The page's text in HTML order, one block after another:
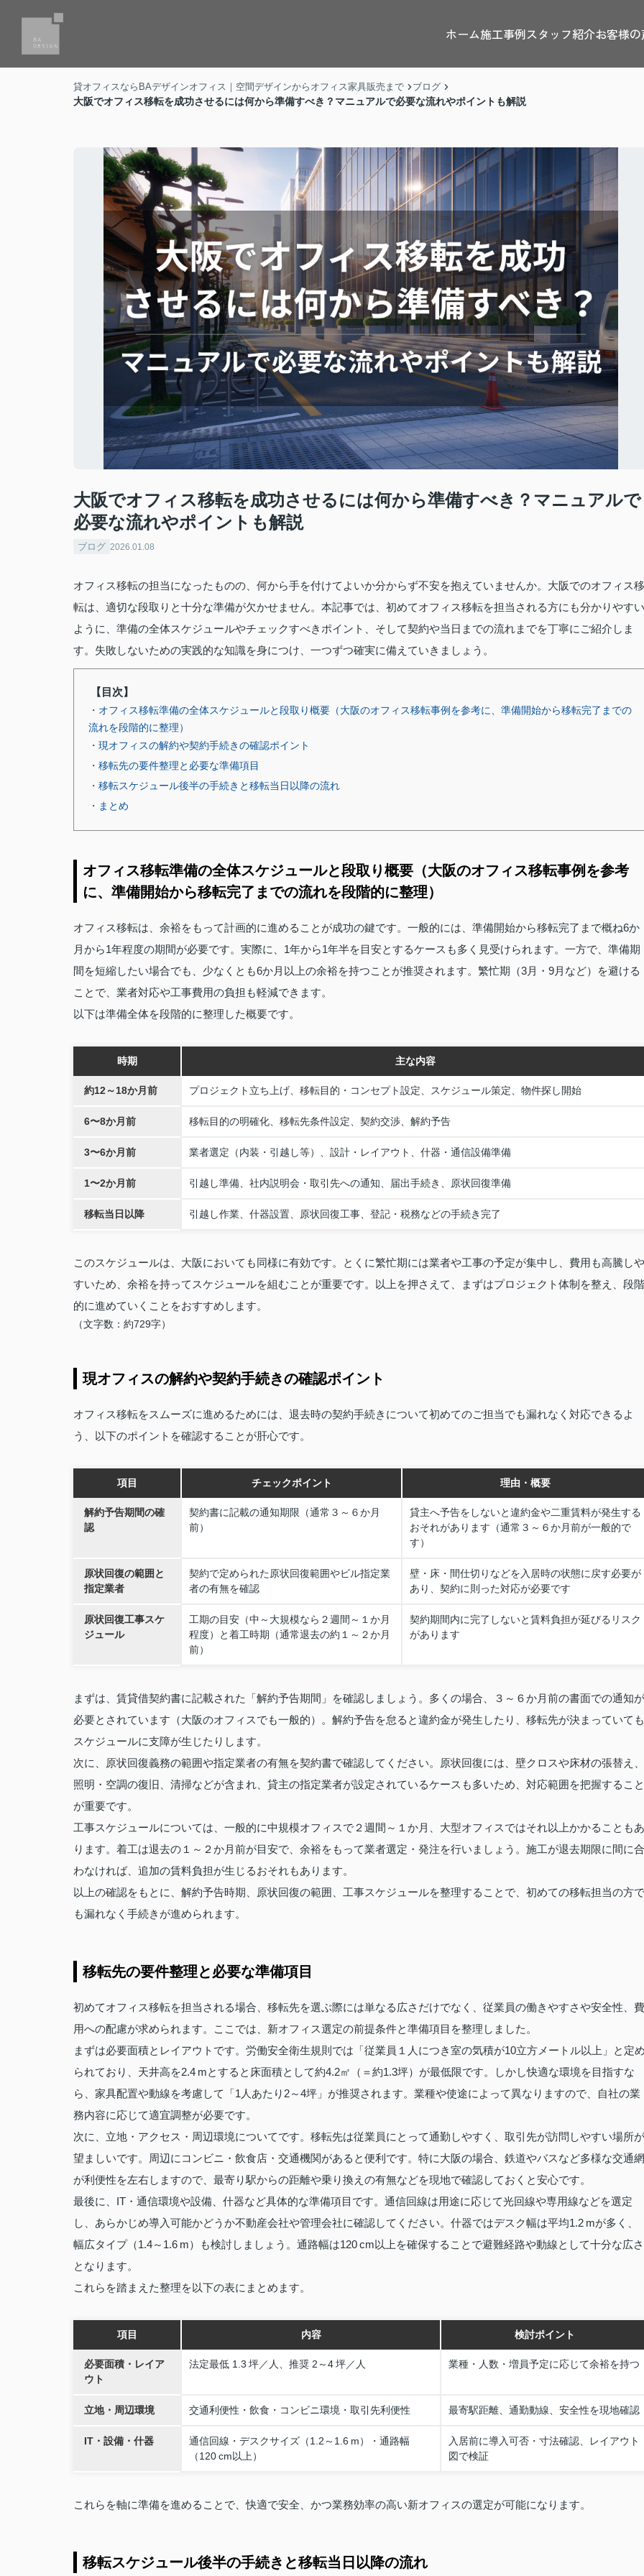
ホーム施工事例スタッフ紹介お客様
貸オフィスならBAデザインオフィス｜空間デザインからオフィス家具販売まで ブログ
大阪でオフィス移転を成功させるには何から準備すべき？マニュアルで必要な流れやポイントも解説
大阪でオフィス移転を成功させるには何から準備すべき？マニュアルで
必要な流れやポイントも解説
ブログ 2026.01.08
オフィス移転の担当になったものの、何から手を付けてよいか分からず不安を抱えていませんか。大阪でのオフィス移
転は、適切な段取りと十分な準備が欠かせません。本記事では、初めてオフィス移転を担当される方にも分かりやすい
ように、準備の全体スケジュールやチェックすべきポイント、そして契約や当日までの流れまでを丁寧にご紹介しま
す。失敗しないための実践的な知識を身につけ、一つずつ確実に備えていきましょう。
【目次】
・オフィス移転準備の全体スケジュールと段取り概要（大阪のオフィス移転事例を参考に、準備開始から移転完了までの
流れを段階的に整理）
・現オフィスの解約や契約手続きの確認ポイント
・移転先の要件整理と必要な準備項目
・移転スケジュール後半の手続きと移転当日以降の流れ
・まとめ
オフィス移転準備の全体スケジュールと段取り概要（大阪のオフィス移転事例を参考
に、準備開始から移転完了までの流れを段階的に整理）
オフィス移転は、余裕をもって計画的に進めることが成功の鍵です。一般的には、準備開始から移転完了まで概ね6か
月から1年程度の期間が必要です。実際に、1年から1年半を目安とするケースも多く見受けられます。一方で、準備期
間を短縮したい場合でも、少なくとも6か月以上の余裕を持つことが推奨されます。繁忙期（3月・9月など）を避ける
ことで、業者対応や工事費用の負担も軽減できます。
以下は準備全体を段階的に整理した概要です。
時期 主な内容
約12～18か月前 プロジェクト立ち上げ、移転目的・コンセプト設定、スケジュール策定、物件探し開始
6〜8か月前 移転目的の明確化、移転先条件設定、契約交渉、解約予告
3〜6か月前 業者選定（内装・引越し等）、設計・レイアウト、什器・通信設備準備
1〜2か月前 引越し準備、社内説明会・取引先への通知、届出手続き、原状回復準備
移転当日以降 引越し作業、什器設置、原状回復工事、登記・税務などの手続き完了
このスケジュールは、大阪においても同様に有効です。とくに繁忙期には業者や工事の予定が集中し、費用も高騰しや
すいため、余裕を持ってスケジュールを組むことが重要です。以上を押さえて、まずはプロジェクト体制を整え、段階
的に進めていくことをおすすめします。
（文字数：約729字）
現オフィスの解約や契約手続きの確認ポイント
オフィス移転をスムーズに進めるためには、退去時の契約手続きについて初めてのご担当でも漏れなく対応できるよ
う、以下のポイントを確認することが肝心です。
項目 チェックポイント 理由・概要
解約予告期間の確
認
契約書に記載の通知期限（通常３～６か月
前）
貸主へ予告をしないと違約金や二重賃料が発生する
おそれがあります（通常３～６か月前が一般的で
す）
原状回復の範囲と
指定業者
契約で定められた原状回復範囲やビル指定業
者の有無を確認
壁・床・間仕切りなどを入居時の状態に戻す必要が
あり、契約に則った対応が必要です
原状回復工事スケ
ジュール
工期の目安（中～大規模なら２週間～１か月
程度）と着工時期（通常退去の約１～２か月
前）
契約期間内に完了しないと賃料負担が延びるリスク
があります
まずは、賃貸借契約書に記載された「解約予告期間」を確認しましょう。多くの場合、３～６か月前の書面での通知が
必要とされています（大阪のオフィスでも一般的）。解約予告を怠ると違約金が発生したり、移転先が決まっていても
スケジュールに支障が生じたりします。
次に、原状回復義務の範囲や指定業者の有無を契約書で確認してください。原状回復には、壁クロスや床材の張替え、
照明・空調の復旧、清掃などが含まれ、貸主の指定業者が設定されているケースも多いため、対応範囲を把握すること
が重要です。
工事スケジュールについては、一般的に中規模オフィスで２週間～１か月、大型オフィスではそれ以上かかることもあ
ります。着工は退去の１～２か月前が目安で、余裕をもって業者選定・発注を行いましょう。施工が退去期限に間に合
わなければ、追加の賃料負担が生じるおそれもあります。
以上の確認をもとに、解約予告時期、原状回復の範囲、工事スケジュールを整理することで、初めての移転担当の方で
も漏れなく手続きが進められます。
移転先の要件整理と必要な準備項目
初めてオフィス移転を担当される場合、移転先を選ぶ際には単なる広さだけでなく、従業員の働きやすさや安全性、費
用への配慮が求められます。ここでは、新オフィス選定の前提条件と準備項目を整理しました。
まずは必要面積とレイアウトです。労働安全衛生規則では「従業員１人につき室の気積が10立方メートル以上」と定
られており、天井高を2.4 mとすると床面積として約4.2㎡（＝約1.3坪）が最低限です。しかし快適な環境を目指すな
ら、家具配置や動線を考慮して「1人あたり2～4坪」が推奨されます。業種や使途によって異なりますので、自社の業
務内容に応じて適宜調整が必要です。
次に、立地・アクセス・周辺環境についてです。移転先は従業員にとって通勤しやすく、取引先が訪問しやすい場所が
望ましいです。周辺にコンビニ・飲食店・交通機関があると便利です。特に大阪の場合、鉄道やバスなど多様な交通網
が利便性を左右しますので、最寄り駅からの距離や乗り換えの有無などを現地で確認しておくと安心です。
最後に、IT・通信環境や設備、什器など具体的な準備項目です。通信回線は用途に応じて光回線や専用線などを選定
し、あらかじめ導入可能かどうか不動産会社や管理会社に確認してください。什器ではデスク幅は平均1.2 mが多く、
幅広タイプ（1.4～1.6 m）も検討しましょう。通路幅は120 cm以上を確保することで避難経路や動線として十分な広さ
となります。
これらを踏まえた整理を以下の表にまとめます。
項目 内容 検討ポイント
必要面積・レイア
ウト
法定最低 1.3 坪／人、推奨 2～4 坪／人 業種・人数・増員予定に応じて余裕を持つ
立地・周辺環境 交通利便性・飲食・コンビニ環境・取引先利便性 最寄駅距離、通勤動線、安全性を現地確認
IT・設備・什器
通信回線・デスクサイズ（1.2～1.6 m）・通路幅
（120 cm以上）
入居前に導入可否・寸法確認、レイアウト
図で検証
これらを軸に準備を進めることで、快適で安全、かつ業務効率の高い新オフィスの選定が可能になります。
移転スケジュール後半の手続きと移転当日以降の流れ